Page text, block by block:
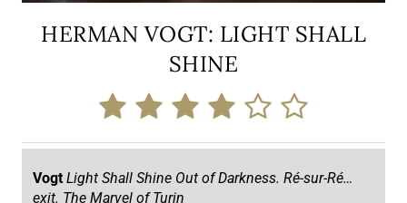
HERMAN VOGT: LIGHT SHALL
SHINE
Vogt Light Shall Shine Out of Darkness. Ré-sur-Ré…
exit. The Marvel of Turin